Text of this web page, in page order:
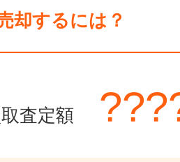
却するには？
査定額